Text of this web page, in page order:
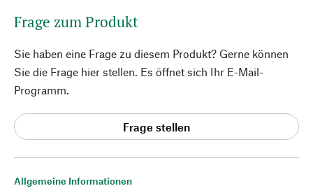
Allgemeine Informationen
Frage zum Produkt
Sie haben eine Frage zu diesem Produkt? Gerne können
Sie die Frage hier stellen. Es öffnet sich Ihr E-Mail-
Programm.
Frage stellen